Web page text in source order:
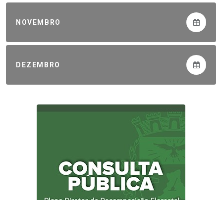
NOVEMBRO
DEZEMBRO